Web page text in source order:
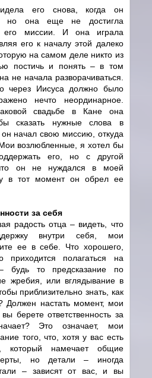
его снова, когда он
но она еще не достигла
его миссии. И она играла
его к началу этой далеко
на самом деле никто из
постичь и понять – в том
не начала разворачиваться.
через Иисуса должно было
нечто неординарное.
свадьбе в Кане она
сказать нужные слова в
начал свою миссию, откуда
возлюбленные, я хотел бы
его, но с другой
он не нуждался в моей
в тот момент он обрел ее
за себя
радость отца – видеть, что
внутри себя, мои
ее в себе. Что хорошего,
приходится полагаться на
будь то предсказание по
жребия, или вглядывание в
приблизительно знать, как
Должен настать момент, мои
берете ответственность за
Это означает, мои
того, что, хотя у вас есть
который намечает общие
но детали – иногда
– зависят от вас, и вы